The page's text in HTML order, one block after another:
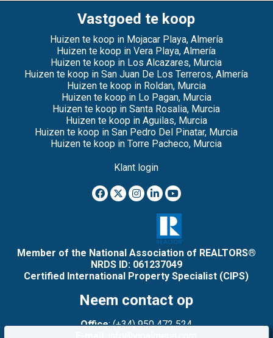
Vastgoed te koop
Huizen te koop in Mojacar Playa, Almería
Huizen te koop in Vera Playa, Almería
Huizen te koop in Los Alcazares, Murcia
Huizen te koop in San Juan De Los Terreros, Almería
Huizen te koop in Roldan, Murcia
Huizen te koop in Lo Pagan, Murcia
Huizen te koop in Santa Rosalia, Murcia
Huizen te koop in Aguilas, Murcia
Huizen te koop in San Pedro Del Pinatar, Murcia
Huizen te koop in Torre Pacheco, Murcia
Klant login
Member of the National Association of REALTORS®
NRDS ID: 061237049
Certified International Property Specialist (CIPS)
Neem contact op
Office: (+34) 950 472 524